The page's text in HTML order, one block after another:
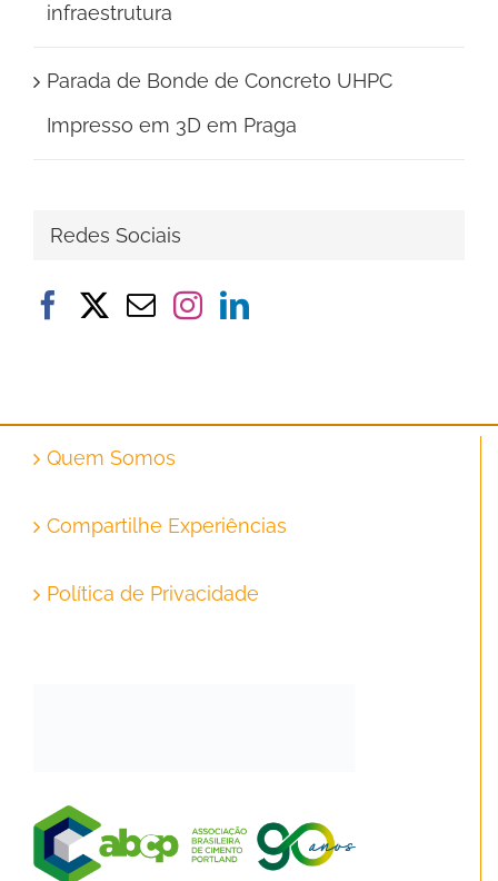
infraestrutura
Parada de Bonde de Concreto UHPC
Impresso em 3D em Praga
Redes Sociais
Quem Somos
Compartilhe Experiências
Política de Privacidade